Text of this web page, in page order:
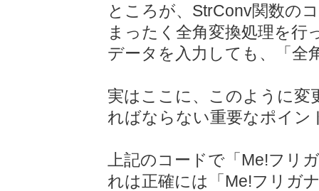
ところが、StrConv関数の
まったく全角変換処理を
データを入力しても、「全
実はここに、このように変
ればならない重要なポイン
上記のコードで「Me!フリ
れは正確には「Me!フリガ